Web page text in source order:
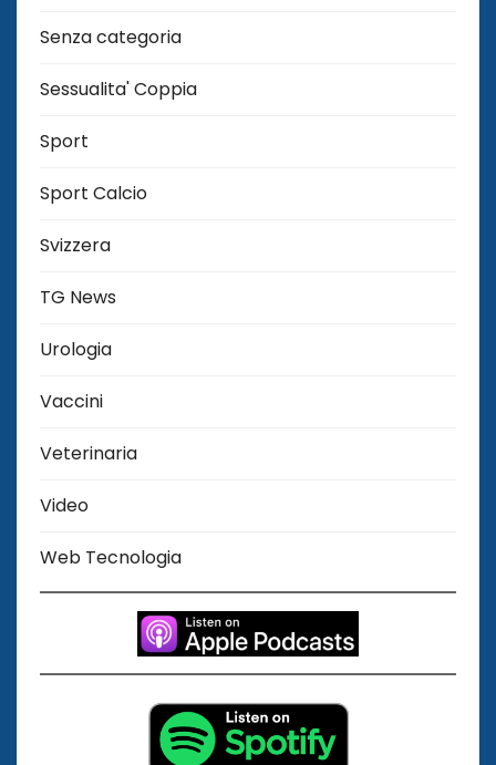
Senza categoria
Sessualita' Coppia
Sport
Sport Calcio
Svizzera
TG News
Urologia
Vaccini
Veterinaria
Video
Web Tecnologia